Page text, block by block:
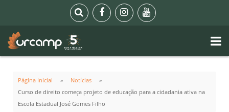
Página Inicial
Notícias
Curso de direito começa projeto de educação para a cidadania ativa na
Escola Estadual José Gomes Filho